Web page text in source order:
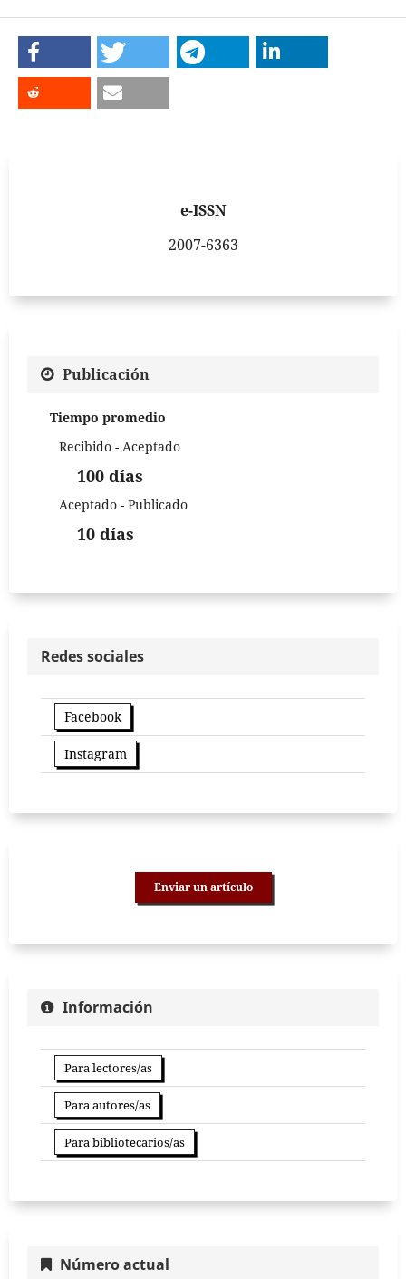
e-ISSN
2007-6363
Publicación
Tiempo promedio
Recibido - Aceptado
100 días
Aceptado - Publicado
10 días
Redes sociales
Facebook
Instagram
Enviar un artículo
Información
Para lectores/as
Para autores/as
Para bibliotecarios/as
Número actual